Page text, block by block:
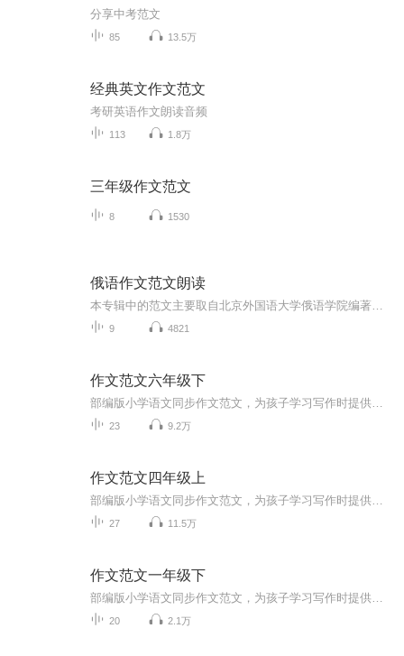
分享中考范文
85 13.5万
经典英文作文范文
考研英语作文朗读音频
113 1.8万
三年级作文范文
8 1530
俄语作文范文朗读
9 4821
作文范文六年级下
23 9.2万
作文范文四年级上
27 11.5万
作文范文一年级下
20 2.1万